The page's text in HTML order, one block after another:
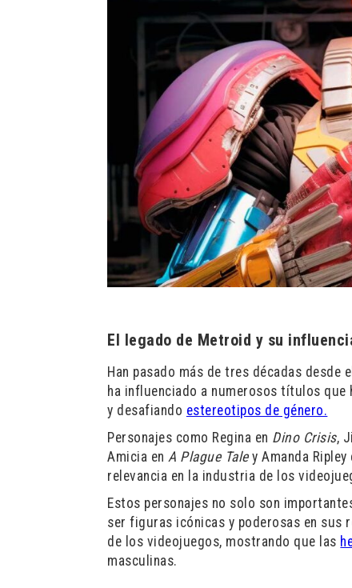
El legado de Metroid y su
Han pasado más de tres décadas desde
ha influenciado a numerosos títulos
y desafiando estereotipos de género.
Personajes como Regina en Dino Crisis,
Amicia en A Plague Taley Amanda Ripley
relevancia en la industria de los
Estos personajes no solo son
ser figuras icónicas y poderosas en sus
de los videojuegos, mostrando que las
masculinas.